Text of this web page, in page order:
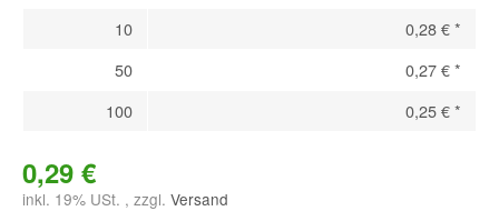
10 0,28 €*
50
0,27 €*
100
0,25 €*
0,29 €
inkl. 19% USt. , zzgl. Versand